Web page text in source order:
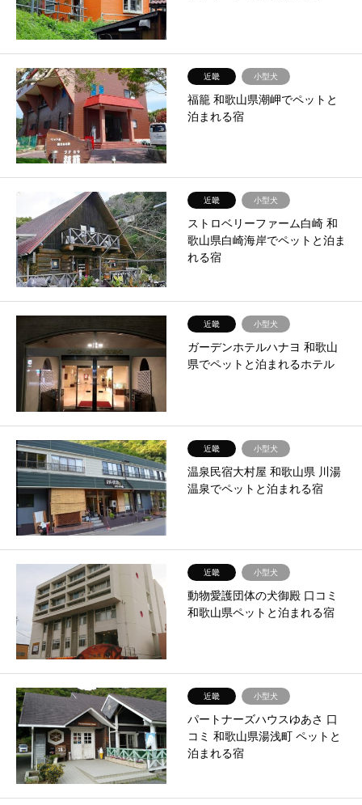
近畿 小型犬
福籠 和歌山県潮岬でペットと
泊まれる宿
近畿 小型犬
ストロベリーファーム白崎 和
歌山県白崎海岸でペットと泊ま
れる宿
近畿 小型犬
ガーデンホテルハナヨ 和歌山
県でペットと泊まれるホテル
近畿 小型犬
温泉民宿大村屋 和歌山県 川湯
温泉でペットと泊まれる宿
近畿 小型犬
動物愛護団体の犬御殿 口コミ
和歌山県ペットと泊まれる宿
近畿 小型犬
パートナーズハウスゆあさ 口
コミ 和歌山県湯浅町 ペットと
泊まれる宿